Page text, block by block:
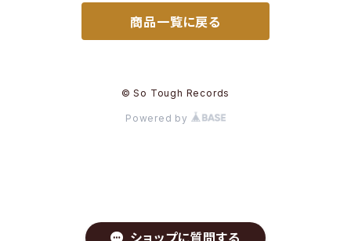
ショップに質問する
商品一覧に戻る
© So Tough Records
Powered by